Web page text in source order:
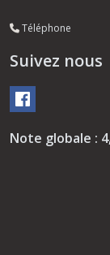
Téléphone
Suivez nous
Note globale :